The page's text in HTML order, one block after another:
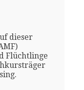
dieser
Flüchtlinge